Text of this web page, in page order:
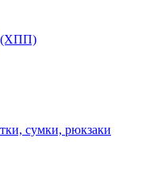
(ХПП)
сумки, рюкзаки